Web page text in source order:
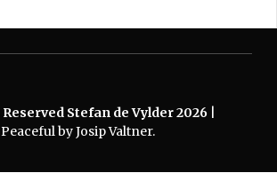
Stefan de Vylder 2026
Peaceful by Josip Valtner.